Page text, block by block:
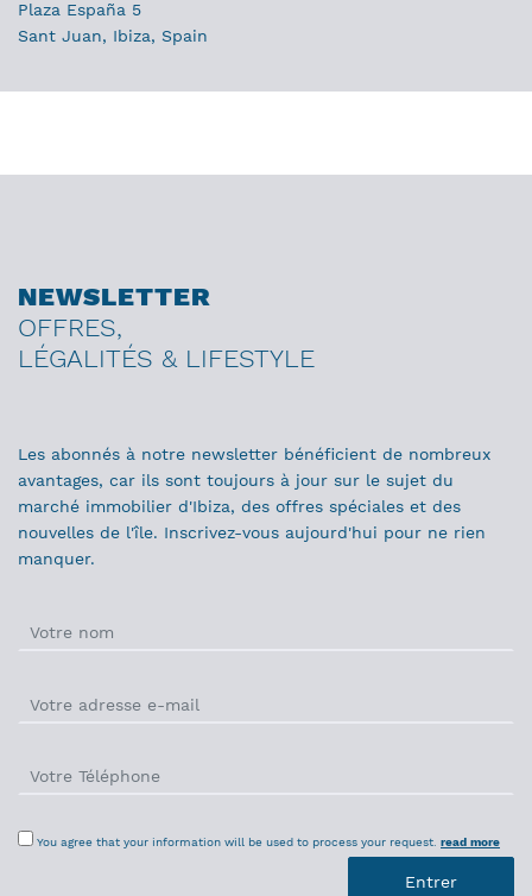
Plaza España 5
Sant Juan, Ibiza, Spain
NEWSLETTER
OFFRES,
LÉGALITÉS & LIFESTYLE
Les abonnés à notre newsletter bénéficient de nombreux
avantages, car ils sont toujours à jour sur le sujet du
marché immobilier d'Ibiza, des offres spéciales et des
nouvelles de l'île. Inscrivez-vous aujourd'hui pour ne rien
manquer.
You agree that your information will be used to process your request. read more